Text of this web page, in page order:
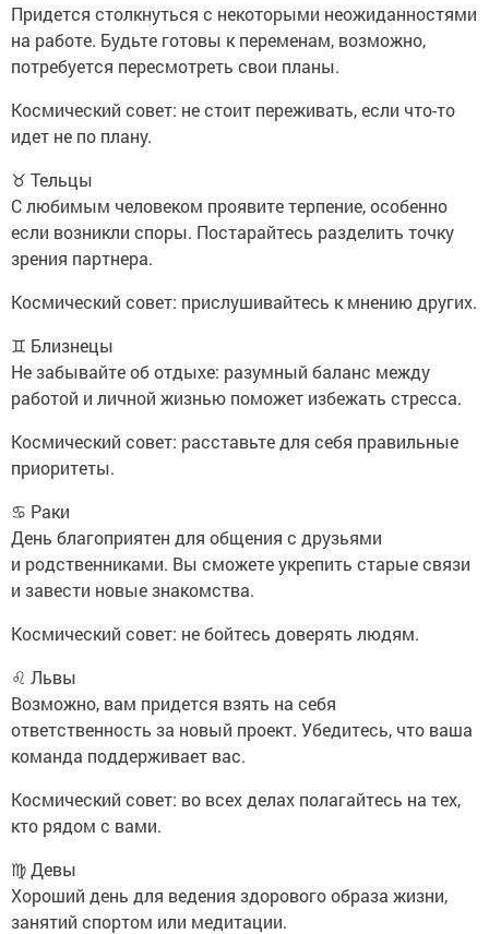
Придется столкнуться с некоторыми неожиданностями
на работе. Будьте готовы к переменам, возможно,
потребуется пересмотреть свои планы.
Космический совет: не стоит переживать, если что-то
идет не по плану.
♉ Тельцы
С любимым человеком проявите терпение, особенно
если возникли споры. Постарайтесь разделить точку
зрения партнера.
Космический совет: прислушивайтесь к мнению других.
♊ Близнецы
Не забывайте об отдыхе: разумный баланс между
работой и личной жизнью поможет избежать стресса.
Космический совет: расставьте для себя правильные
приоритеты.
♋ Раки
День благоприятен для общения с друзьями
и родственниками. Вы сможете укрепить старые связи
и завести новые знакомства.
Космический совет: не бойтесь доверять людям.
♌ Львы
Возможно, вам придется взять на себя
ответственность за новый проект. Убедитесь, что ваша
команда поддерживает вас.
Космический совет: во всех делах полагайтесь на тех,
кто рядом с вами.
♍ Девы
Хороший день для ведения здорового образа жизни,
занятий спортом или медитации.